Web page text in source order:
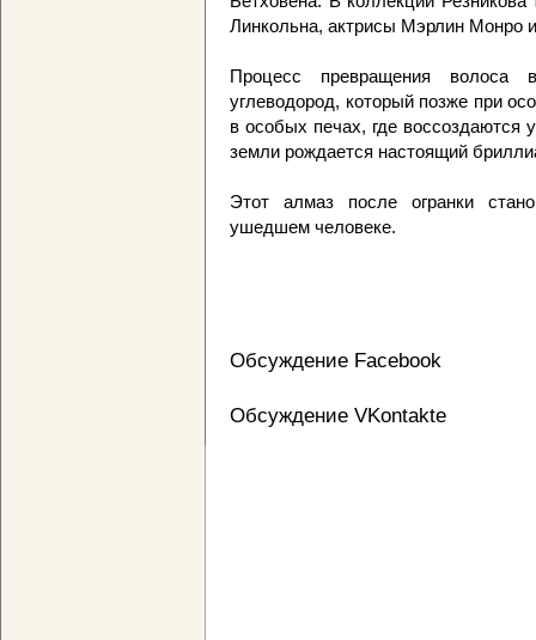
Линкольна, актрисы Мэрлин Монро
Процесс превращения
углеводород, который позже при
в особых печах, где воссоздаются
земли рождается настоящий
Этот алмаз после огранки
ушедшем человеке.
Обсуждение Facebook
Обсуждение VKontakte